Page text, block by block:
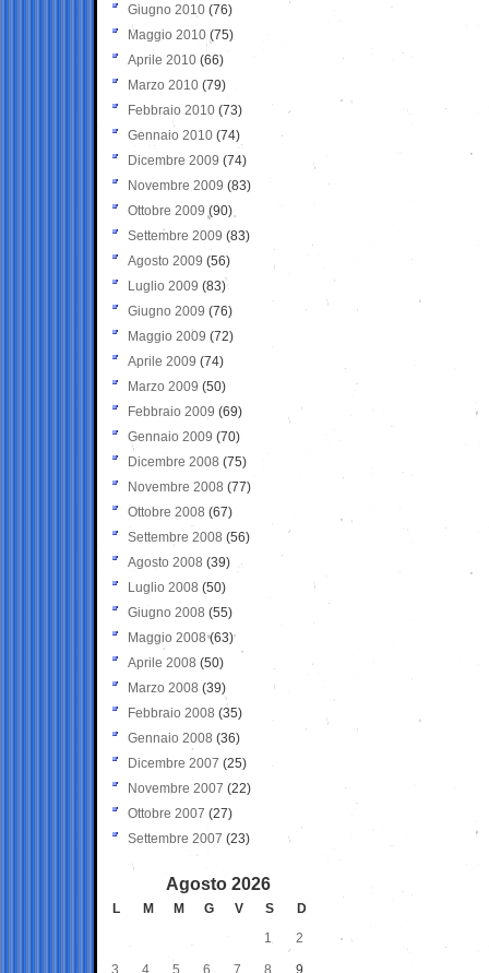
Giugno 2010 (76)
Maggio 2010 (75)
Aprile 2010 (66)
Marzo 2010 (79)
Febbraio 2010 (73)
Gennaio 2010 (74)
Dicembre 2009 (74)
Novembre 2009 (83)
Ottobre 2009 (90)
Settembre 2009 (83)
Agosto 2009 (56)
Luglio 2009 (83)
Giugno 2009 (76)
Maggio 2009 (72)
Aprile 2009 (74)
Marzo 2009 (50)
Febbraio 2009 (69)
Gennaio 2009 (70)
Dicembre 2008 (75)
Novembre 2008 (77)
Ottobre 2008 (67)
Settembre 2008 (56)
Agosto 2008 (39)
Luglio 2008 (50)
Giugno 2008 (55)
Maggio 2008(63)
Aprile 2008 (50)
Marzo 2008 (39)
Febbraio 2008 (35)
Gennaio 2008 (36)
Dicembre 2007 (25)
Novembre 2007 (22)
Ottobre 2007 (27)
Settembre 2007 (23)
Agosto 2026
L M M G V S
D
1
2
3 4 5 6 7 8 9